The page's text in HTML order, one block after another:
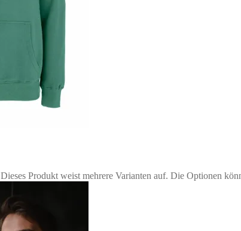
Dieses Produkt weist mehrere Varianten auf. Die Optionen